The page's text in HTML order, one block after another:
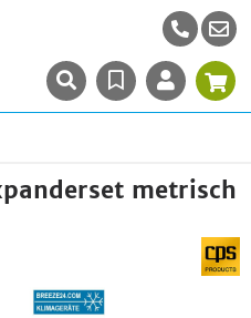
metrisch